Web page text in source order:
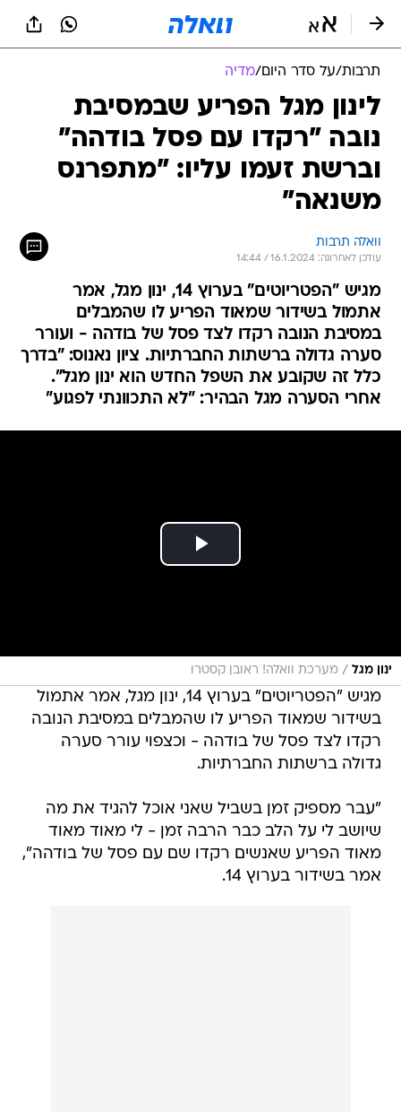
תרבות/על סדר היום/מדיה
לינון מגל הפריע שבמסיבת
נובה "רקדו עם פסל בודהה"
וברשת זעמו עליו: "מתפרנס
משנאה"
וואלה תרבות
עודכן לאחרונה: 16.1.2024 / 14:44
מגיש "הפטריוטים" בערוץ 14, ינון מגל, אמר
אתמול בשידור שמאוד הפריע לו שהמבלים
במסיבת הנובה רקדו לצד פסל של בודהה - ועורר
סערה גדולה ברשתות החברתיות. ציון נאנוס: "בדרך
כלל זה שקובע את השפל החדש הוא ינון מגל".
אחרי הסערה מגל הבהיר: "לא התכוונתי לפגוע"
ינון מגל / מערכת וואלה! ראובן קסטרו
מגיש "הפטריוטים" בערוץ 14, ינון מגל, אמר אתמול
בשידור שמאוד הפריע לו שהמבלים במסיבת הנובה
רקדו לצד פסל של בודהה - וכצפוי עורר סערה
גדולה ברשתות החברתיות.
"עבר מספיק זמן בשביל שאני אוכל להגיד את מה
שיושב לי על הלב כבר הרבה זמן - לי מאוד מאוד
מאוד הפריע שאנשים רקדו שם עם פסל של בודהה",
אמר בשידור בערוץ 14.